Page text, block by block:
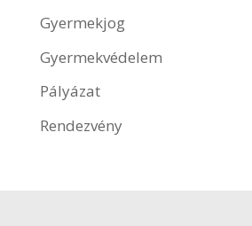
Gyermekjog
Gyermekvédelem
Pályázat
Rendezvény